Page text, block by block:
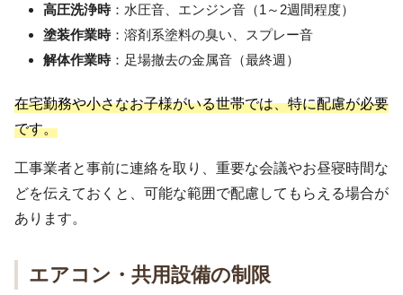
高圧洗浄時：水圧音、エンジン音（1～2週間程度）
塗装作業時：溶剤系塗料の臭い、スプレー音
解体作業時：足場撤去の金属音（最終週）
在宅勤務や小さなお子様がいる世帯では、特に配慮が必要
です。
工事業者と事前に連絡を取り、重要な会議やお昼寝時間な
どを伝えておくと、可能な範囲で配慮してもらえる場合が
あります。
エアコン・共用設備の制限